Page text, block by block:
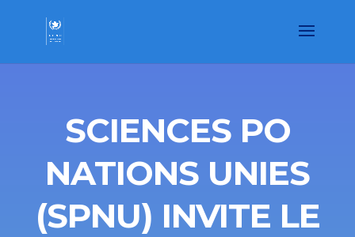
SCIENCES PO
NATIONS UNIES
(SPNU) INVITE LE